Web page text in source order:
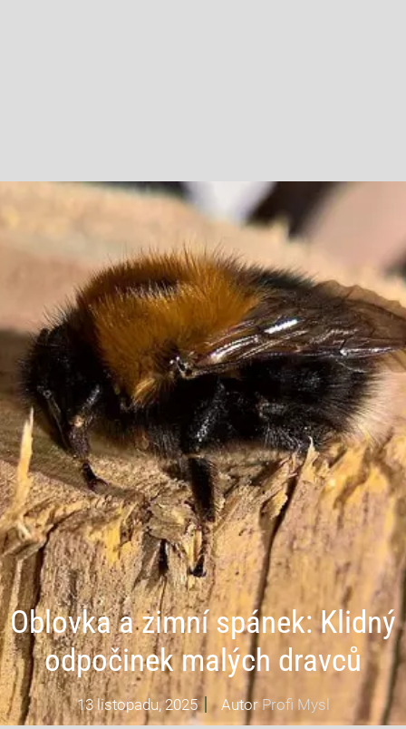
Oblovka a zimní spánek: Klidný
odpočinek malých dravců
13 listopadu, 2025 Autor Profi Mysl